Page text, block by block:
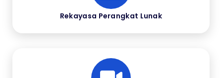
Rekayasa Perangkat Lunak